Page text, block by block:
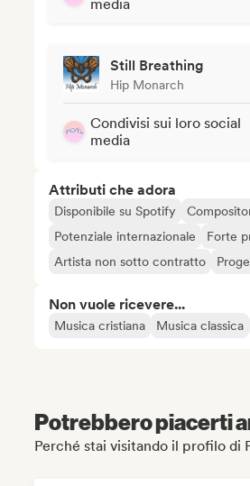
media
Still Breathing
Hip Monarch
Condivisi sui loro social
media
Attributi che adora
Disponibile su Spotify
Potenziale internazionale
Forte
Artista non sotto contratto
Non vuole ricevere...
Musica cristiana Musica classica
Potrebbero piacerti
Perché stai visitando il profilo di